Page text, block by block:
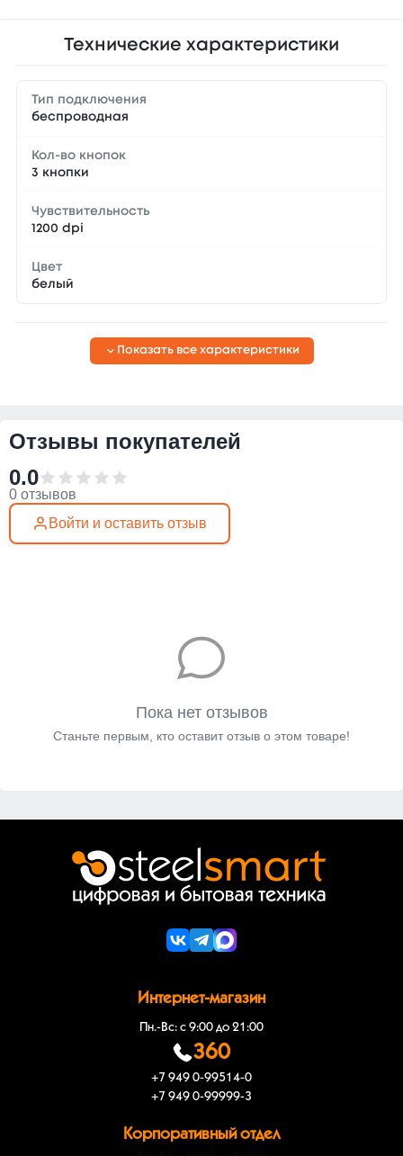
Технические характеристики
Тип подключения
беспроводная
Кол-во кнопок
3 кнопки
Чувствительность
1200 dpi
Цвет
белый
Показать все характеристики
Отзывы покупателей
0.0
0 отзывов
Войти и оставить отзыв
Пока нет отзывов
Станьте первым, кто оставит отзыв о этом товаре!
Интернет-магазин
Пн.-Вс: с 9:00 до 21:00
360
+7 949 0-99514-0
+7 949 0-99999-3
Корпоративный отдел